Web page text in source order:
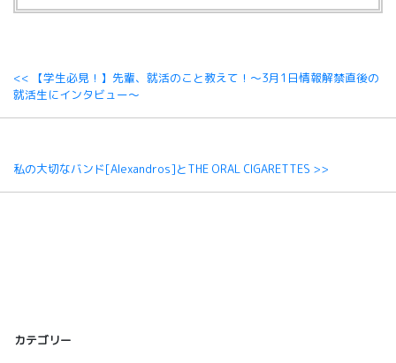
<< 【学生必見！】先輩、就活のこと教えて！～3月1日情報解禁直後の
就活生にインタビュー～
私の大切なバンド[Alexandros]とTHE ORAL CIGARETTES >>
カテゴリー